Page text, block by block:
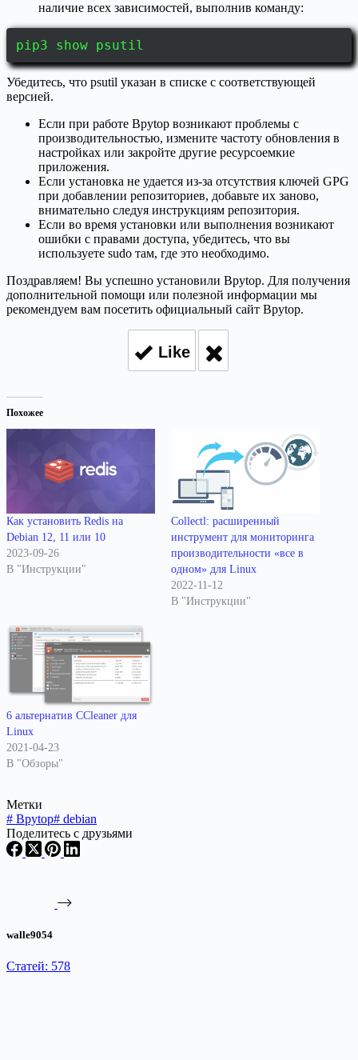
наличие всех зависимостей, выполнив команду:
pip3 show psutil
Убедитесь, что psutil указан в списке с соответствующей
версией.
Если при работе Bpytop возникают проблемы с
производительностью, измените частоту обновления в
настройках или закройте другие ресурсоемкие
приложения.
Если установка не удается из-за отсутствия ключей GPG
при добавлении репозиториев, добавьте их заново,
внимательно следуя инструкциям репозитория.
Если во время установки или выполнения возникают
ошибки с правами доступа, убедитесь, что вы
используете sudo там, где это необходимо.
Поздравляем! Вы успешно установили Bpytop. Для получения
дополнительной помощи или полезной информации мы
рекомендуем вам посетить официальный сайт Bpytop.
Like
Похожее
Как установить Redis на
Debian 12, 11 или 10
2023-09-26
В "Инструкции"
Collectl: расширенный
инструмент для мониторинга
производительности «все в
одном» для Linux
2022-11-12
В "Инструкции"
6 альтернатив CCleaner для
Linux
2021-04-23
В "Обзоры"
Метки
# Bpytop# debian
Поделитесь с друзьями
walle9054
Статей: 578